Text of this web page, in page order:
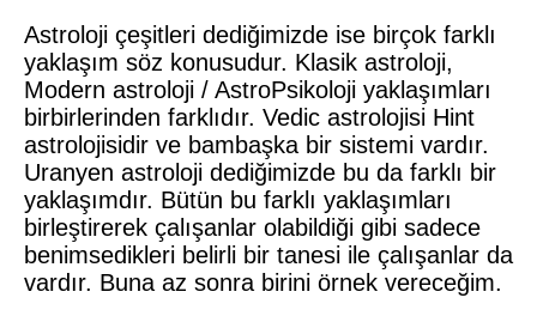
Astroloji çeşitleri dediğimizde ise birçok farklı
yaklaşım söz konusudur. Klasik astroloji,
Modern astroloji / AstroPsikoloji yaklaşımları
birbirlerinden farklıdır. Vedic astrolojisi Hint
astrolojisidir ve bambaşka bir sistemi vardır.
Uranyen astroloji dediğimizde bu da farklı bir
yaklaşımdır. Bütün bu farklı yaklaşımları
birleştirerek çalışanlar olabildiği gibi sadece
benimsedikleri belirli bir tanesi ile çalışanlar da
vardır. Buna az sonra birini örnek vereceğim.